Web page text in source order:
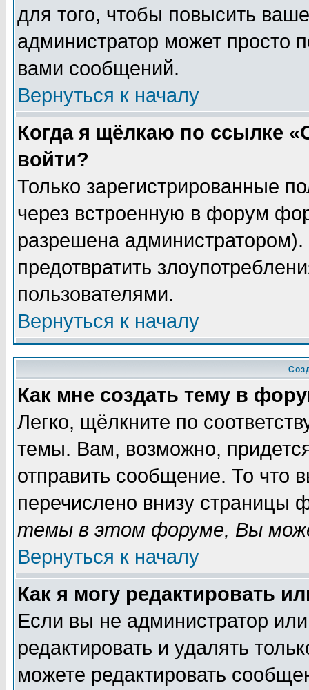
для того, чтобы повысить
администратор может просто
вами сообщений.
Вернуться к началу
Когда я щёлкаю по ссылке
войти?
Только зарегистрированные
через встроенную в форум
разрешена
предотвратить
пользователями.
Вернуться к началу
Как мне создать тему в
Легко, щёлкните по
темы. Вам, возможно,
отправить сообщение. То что
перечислено внизу страницы
темы в этом форуме, Вы
Вернуться к началу
Как я могу редактировать
Если вы не администратор
редактировать и удалять
можете редактировать